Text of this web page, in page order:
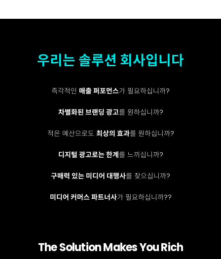
우리는 솔루션 회사입니다
즉각적인 매출 퍼포먼스가 필요하십니까?
차별화된 브랜딩 광고를 원하십니까?
적은 예산으로도 최상의 효과를 원하십니까?
디지털 광고로는 한계를 느끼십니까?
구매력 있는 미디어 대행사를 찾으십니까?
미디어 커머스 파트너사가 필요하십니까??
The Solution Makes You Rich